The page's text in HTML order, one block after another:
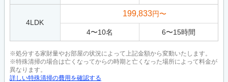
4LDK
199,833円〜
4〜10名 6〜15時間
※処分する家財量やお部屋の状況によって上記金額から変動いたします。
※特殊清掃の場合は亡くなってからの時期と亡くなった場所によって料金が
異なります。
詳しい特殊清掃の費用を確認する